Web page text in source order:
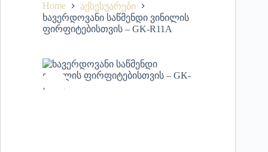
Home
აქსესუარები
ხავერდოვანი საწმენდი ვინილის
ფირფიტებისთვის – GK-R11A